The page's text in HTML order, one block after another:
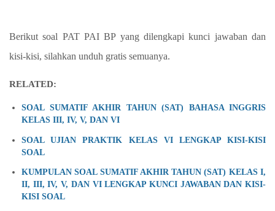
Berikut soal PAT PAI BP yang dilengkapi kunci jawaban dan
kisi-kisi, silahkan unduh gratis semuanya.
RELATED:
SOAL SUMATIF AKHIR TAHUN (SAT) BAHASA INGGRIS
KELAS III, IV, V, DAN VI
SOAL UJIAN PRAKTIK KELAS VI LENGKAP KISI-KISI
SOAL
KUMPULAN SOAL SUMATIF AKHIR TAHUN (SAT) KELAS I,
II, III, IV, V, DAN VI LENGKAP KUNCI JAWABAN DAN KISI-
KISI SOAL